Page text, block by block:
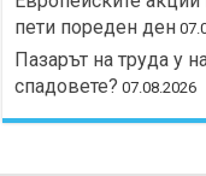
пети пореден ден
Пазарът на труда у
спадовете? 07.08.2026